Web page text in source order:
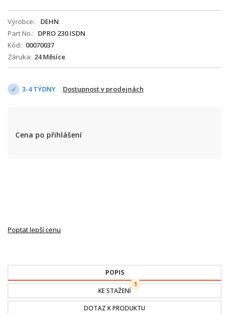
Výrobce
DEHN
Part No.
DPRO 230 ISDN
Kód
00070037
Záruka 24 Měsíce
3-4 TÝDNY Dostupnost v prodejnách
Cena po přihlášení
Poptat lepší cenu
POPIS
KE STAŽENÍ
1
DOTAZ K PRODUKTU